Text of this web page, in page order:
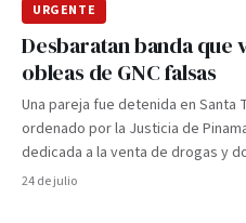
URGENTE
Desbaratan banda que
obleas de GNC falsas
Una pareja fue detenida en Santa
ordenado por la Justicia de
dedicada a la venta de drogas y
24 de julio